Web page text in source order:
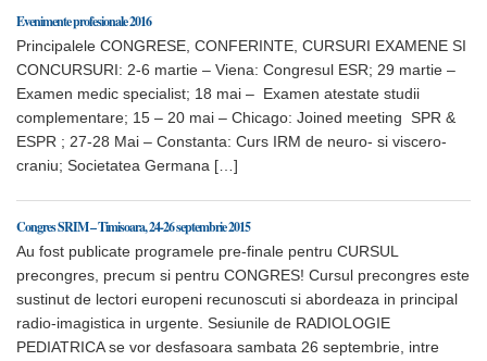
Evenimente profesionale 2016
Principalele CONGRESE, CONFERINTE, CURSURI EXAMENE SI
CONCURSURI: 2-6 martie – Viena: Congresul ESR; 29 martie –
Examen medic specialist; 18 mai – Examen atestate studii
complementare; 15 – 20 mai – Chicago: Joined meeting SPR &
ESPR ; 27-28 Mai – Constanta: Curs IRM de neuro- si viscero-
craniu; Societatea Germana […]
Congres SRIM – Timisoara, 24-26 septembrie 2015
Au fost publicate programele pre-finale pentru CURSUL
precongres, precum si pentru CONGRES! Cursul precongres este
sustinut de lectori europeni recunoscuti si abordeaza in principal
radio-imagistica in urgente. Sesiunile de RADIOLOGIE
PEDIATRICA se vor desfasoara sambata 26 septembrie, intre